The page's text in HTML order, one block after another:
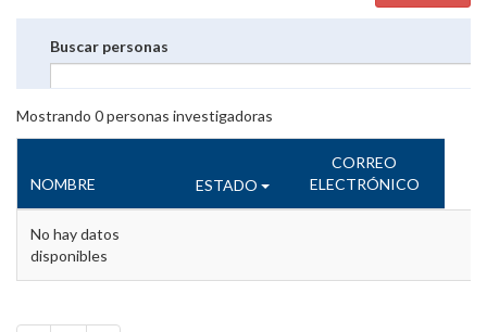
Buscar personas
Mostrando 0personas investigadoras
NOMBRE ESTADO
CORREO
ELECTRÓNICO
No hay datos
disponibles